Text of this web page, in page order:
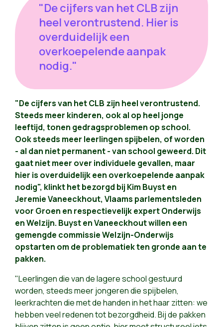
"De cijfers van het CLB zijn
heel verontrustend. Hier is
overduidelijk een
overkoepelende aanpak
nodig."
"De cijfers van het CLB zijn heel verontrustend.
Steeds meer kinderen, ook al op heel jonge
leeftijd, tonen gedragsproblemen op school.
Ook steeds meer leerlingen spijbelen, of worden
- al dan niet permanent - van school geweerd. Dit
gaat niet meer over individuele gevallen, maar
hier is overduidelijk een overkoepelende aanpak
nodig", klinkt het bezorgd bij Kim Buyst en
Jeremie Vaneeckhout, Vlaams parlementsleden
voor Groen en respectievelijk expert Onderwijs
en Welzijn. Buyst en Vaneeckhout willen een
gemengde commissie Welzijn-Onderwijs
opstarten om de problematiek ten gronde aan te
pakken.
"Leerlingen die van de lagere school gestuurd
worden, steeds meer jongeren die spijbelen,
leerkrachten die met de handen in het haar zitten: we
hebben veel redenen tot bezorgdheid. Bij de pakken